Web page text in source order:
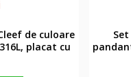
de culoare
placat cu